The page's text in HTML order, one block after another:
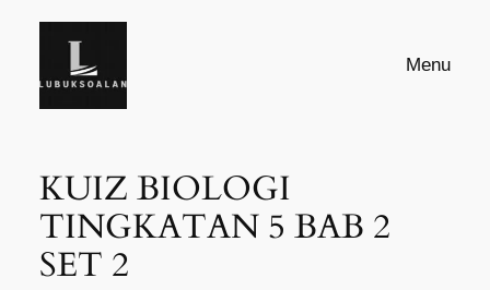
Menu
KUIZ BIOLOGI
TINGKATAN 5 BAB 2
SET 2